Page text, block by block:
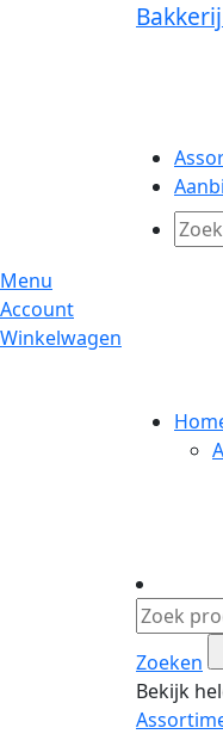
Menu
Account
Winkelwagen
Zoeken
Bekijk